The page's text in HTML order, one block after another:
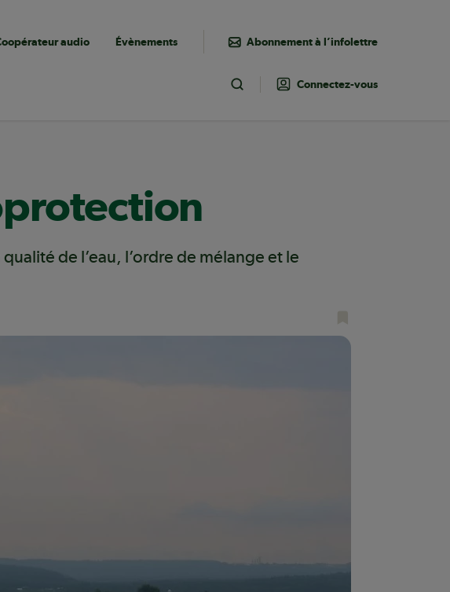
audio Évènements Abonnement à l’infolettre
Toggle Search
Connectez-vous
de l’eau, l’ordre de mélange et le